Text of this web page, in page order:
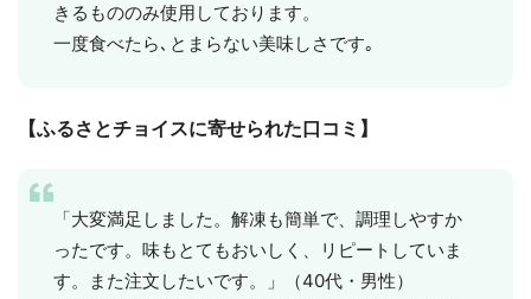
きるもののみ使用しております。
一度食べたら､とまらない美味しさです｡
【ふるさとチョイスに寄せられた口コミ】
「大変満足しました。解凍も簡単で、調理しやすか
ったです。味もとてもおいしく、リピートしていま
す。また注文したいです。」（40代・男性）